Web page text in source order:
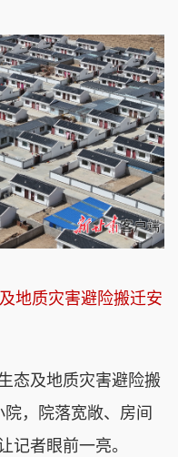
地质灾害避险搬迁安
态及地质灾害避险搬
，院落宽敞、房间
记者眼前一亮。